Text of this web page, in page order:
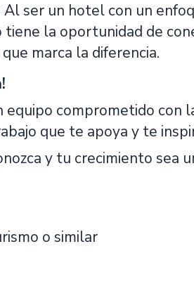
Al ser un hotel con un
tiene la oportunidad de
marca la diferencia.
comprometido con
que te apoya y te
y tu crecimiento sea
o similar